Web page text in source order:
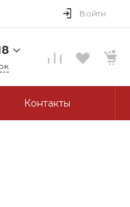
Войти
Контакты